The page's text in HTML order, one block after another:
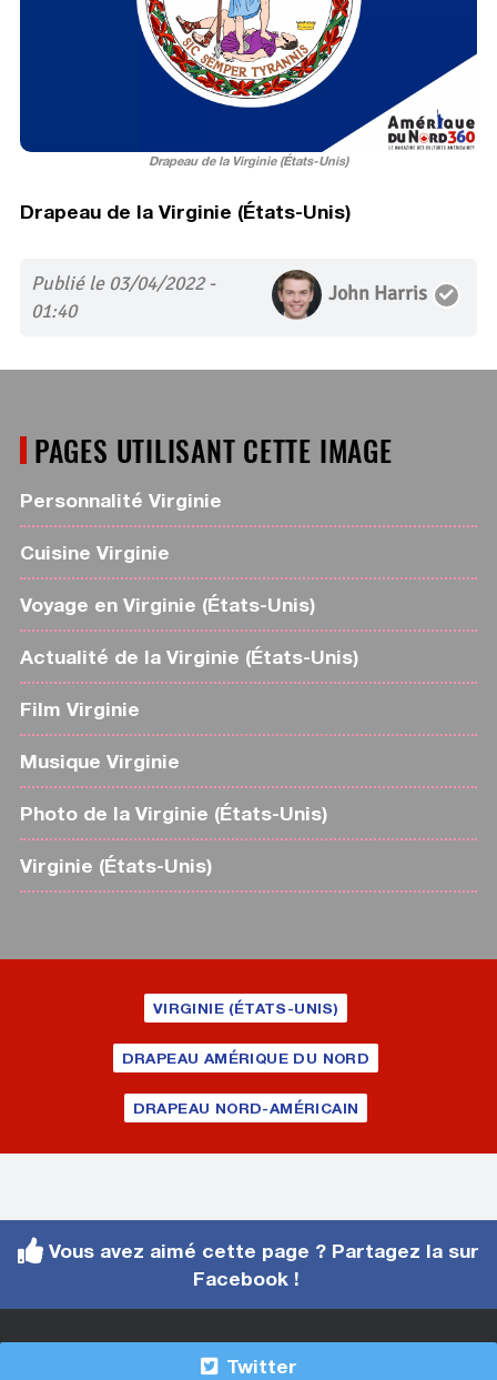
Drapeau de la Virginie (États-Unis)
Drapeau de la Virginie (États-Unis)
Publié le 03/04/2022 -
01:40
John Harris
PAGES UTILISANT CETTE IMAGE
Personnalité Virginie
Cuisine Virginie
Voyage en Virginie (États-Unis)
Actualité de la Virginie (États-Unis)
Film Virginie
Musique Virginie
Photo de la Virginie (États-Unis)
Virginie (États-Unis)
VIRGINIE (ÉTATS-UNIS)
DRAPEAU AMÉRIQUE DU NORD
DRAPEAU NORD-AMÉRICAIN
Vous avez aimé cette page ? Partagez la sur
Facebook !
Twitter